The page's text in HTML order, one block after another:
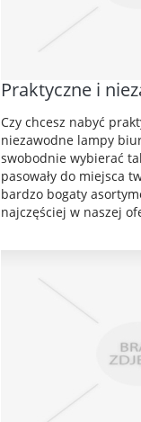
Praktyczne i
Czy chcesz nabyć
niezawodne lampy
swobodnie wybierać
pasowały do miejsca
bardzo bogaty
najczęściej w naszej